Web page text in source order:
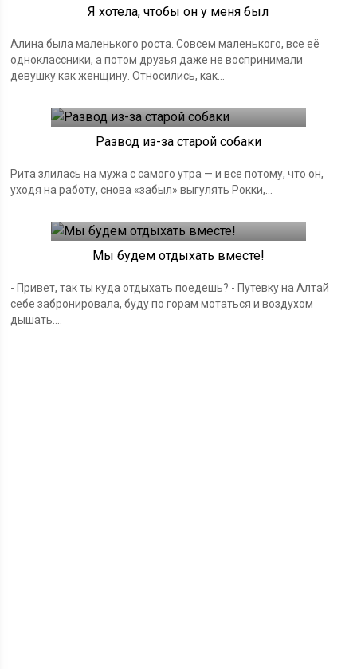
Я хотела, чтобы он у меня был
Алина была маленького роста. Совсем маленького, все её
одноклассники, а потом друзья даже не воспринимали
девушку как женщину. Относились, как...
Развод из-за старой собаки
Рита злилась на мужа с самого утра — и все потому, что он,
уходя на работу, снова «забыл» выгулять Рокки,...
Мы будем отдыхать вместе!
- Привет, так ты куда отдыхать поедешь? - Путевку на Алтай
себе забронировала, буду по горам мотаться и воздухом
дышать....